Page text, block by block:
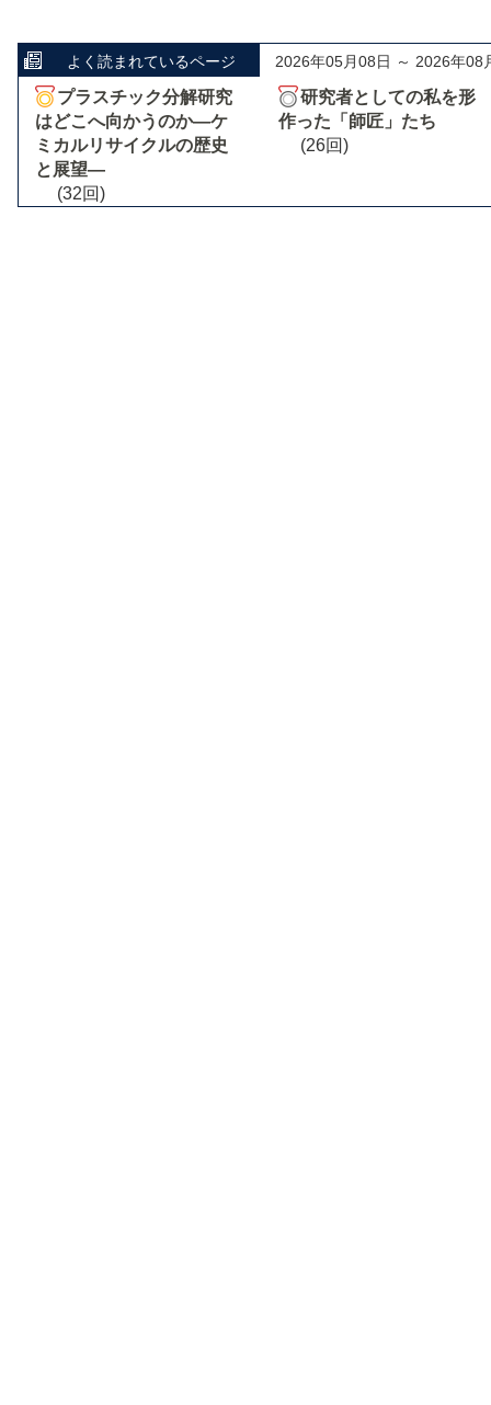
よく読まれているページ 2026年05月08日 ～ 2026年08
プラスチック分解研究
はどこへ向かうのか―ケ
ミカルリサイクルの歴史
と展望―
(32回)
研究者としての私を形
作った「師匠」たち
(26回)